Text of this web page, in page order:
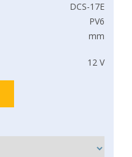
DCS-17E
PV6
mm
12 V